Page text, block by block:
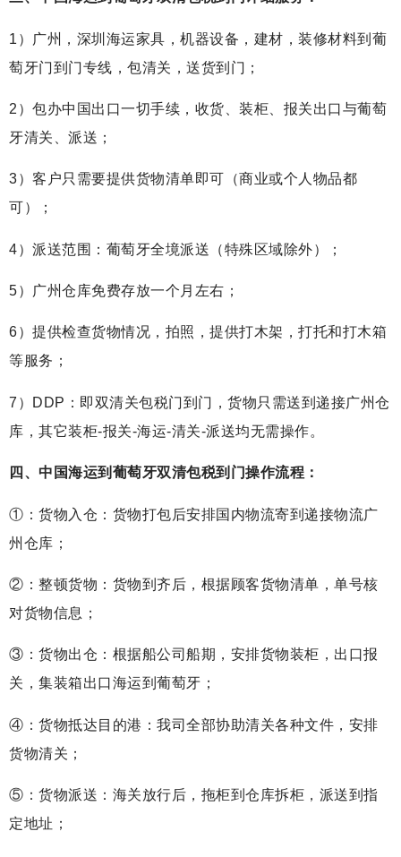
1）广州，深圳海运家具，机器设备，建材，装修材料到葡
萄牙门到门专线，包清关，送货到门；
2）包办中国出口一切手续，收货、装柜、报关出口与葡萄
牙清关、派送；
3）客户只需要提供货物清单即可（商业或个人物品都
可）；
4）派送范围：葡萄牙全境派送（特殊区域除外）；
5）广州仓库免费存放一个月左右；
6）提供检查货物情况，拍照，提供打木架，打托和打木箱
等服务；
7）DDP：即双清关包税门到门，货物只需送到递接广州仓
库，其它装柜-报关-海运-清关-派送均无需操作。
四、中国海运到 葡萄牙双清包税到门操作流程：
①：货物入仓：货物打包后安排国内物流寄到递接物流广
州仓库；
②：整顿货物：货物到齐后，根据顾客货物清单，单号核
对货物信息；
③：货物出仓：根据船公司船期，安排货物装柜，出口报
关，集装箱出口海运到葡萄牙；
④：货物抵达目的港：我司全部协助清关各种文件，安排
货物清关；
⑤：货物派送：海关放行后，拖柜到仓库拆柜，派送到指
定地址；